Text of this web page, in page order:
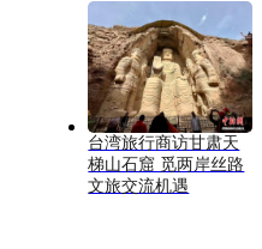
台湾旅行商访甘肃天
梯山石窟 觅两岸丝路
文旅交流机遇